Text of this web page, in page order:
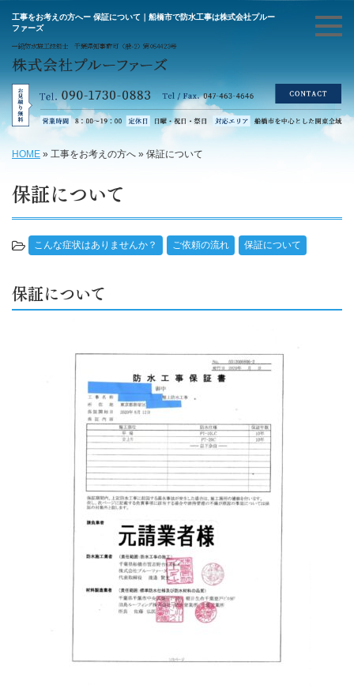
工事をお考えの方へー 保証について｜船橋市で防水工事は株式会社プルー
ファーズ
HOME » 工事をお考えの方へ » 保証について
保証について
こんな症状はありませんか？ ご依頼の流れ 保証について
保証について